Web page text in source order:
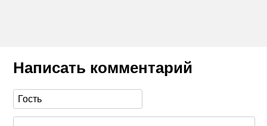
Написать комментарий